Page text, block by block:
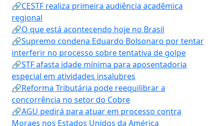
🔗CESTF realiza primeira audiência acadêmica
regional
🔗O que está acontecendo hoje no Brasil
🔗Supremo condena Eduardo Bolsonaro por tentar
interferir no processo sobre tentativa de golpe
🔗STF afasta idade mínima para aposentadoria
especial em atividades insalubres
🔗Reforma Tributária pode reequilibrar a
concorrência no setor do Cobre
🔗AGU pedirá para atuar em processo contra
Moraes nos Estados Unidos da América